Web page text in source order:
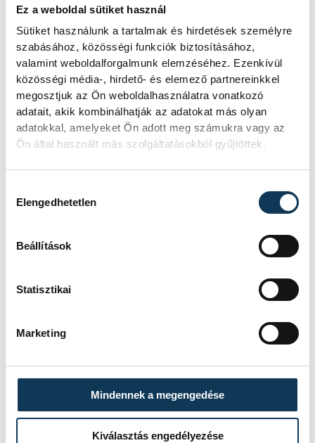
Ez a weboldal sütiket használ
Sütiket használunk a tartalmak és hirdetések személyre
szabásához, közösségi funkciók biztosításához,
valamint weboldalforgalmunk elemzéséhez. Ezenkívül
közösségi média-, hirdető- és elemező partnereinkkel
megosztjuk az Ön weboldalhasználatra vonatkozó
adatait, akik kombinálhatják az adatokat más olyan
adatokkal, amelyeket Ön adott meg számukra vagy az
Ön által használt más szolgáltatásokból gyűjtöttek.
Elengedhetetlen
Beállítások
Statisztikai
Marketing
Mindennek a megengedése
Kiválasztás engedélyezése
kultúra programajánló
koncert